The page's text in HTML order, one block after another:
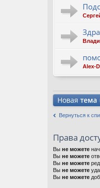
Alex-D
Новая тема
Вернуться к
Права
Вы не можете
Вы не можете
Вы не можете
Вы не можете
Вы не можете